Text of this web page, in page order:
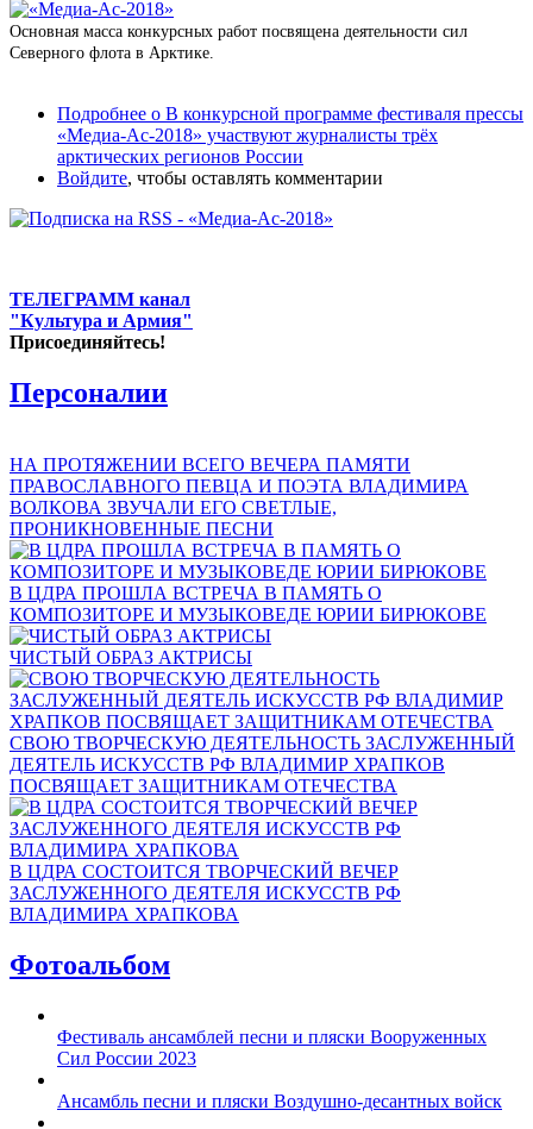
Основная масса конкурсных работ посвящена деятельности сил
Северного флота в Арктике.
Подробнее о В конкурсной программе фестиваля прессы
«Медиа-Ас-2018» участвуют журналисты трёх
арктических регионов России
Войдите, чтобы оставлять комментарии
ТЕЛЕГРАММ канал
"Культура и Армия"
Присоединяйтесь!
Персоналии
НА ПРОТЯЖЕНИИ ВСЕГО ВЕЧЕРА ПАМЯТИ
ПРАВОСЛАВНОГО ПЕВЦА И ПОЭТА ВЛАДИМИРА
ВОЛКОВА ЗВУЧАЛИ ЕГО СВЕТЛЫЕ,
ПРОНИКНОВЕННЫЕ ПЕСНИ
В ЦДРА ПРОШЛА ВСТРЕЧА В ПАМЯТЬ О
КОМПОЗИТОРЕ И МУЗЫКОВЕДЕ ЮРИИ БИРЮКОВЕ
ЧИСТЫЙ ОБРАЗ АКТРИСЫ
СВОЮ ТВОРЧЕСКУЮ ДЕЯТЕЛЬНОСТЬ ЗАСЛУЖЕННЫЙ
ДЕЯТЕЛЬ ИСКУССТВ РФ ВЛАДИМИР ХРАПКОВ
ПОСВЯЩАЕТ ЗАЩИТНИКАМ ОТЕЧЕСТВА
В ЦДРА СОСТОИТСЯ ТВОРЧЕСКИЙ ВЕЧЕР
ЗАСЛУЖЕННОГО ДЕЯТЕЛЯ ИСКУССТВ РФ
ВЛАДИМИРА ХРАПКОВА
Фотоальбом
Фестиваль ансамблей песни и пляски Вооруженных
Сил России 2023
Ансамбль песни и пляски Воздушно-десантных войск